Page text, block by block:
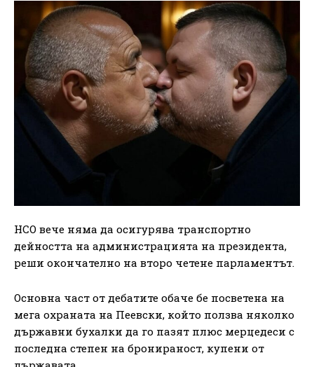
НСО вече няма да осигурява транспортно
дейността на администрацията на президента,
реши окончателно на второ четене парламентът.
Основна част от дебатите обаче бе посветена на
мега охраната на Пеевски, който ползва няколко
държавни бухалки да го пазят плюс мерцедеси с
последна степен на бронираност, купени от